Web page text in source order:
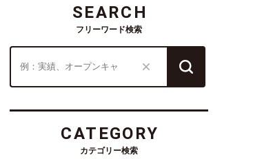
SEARCH
フリーワード検索
CATEGORY
カテゴリー検索